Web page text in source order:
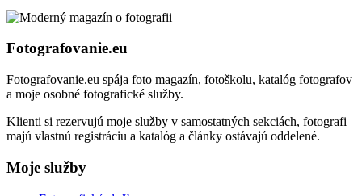
Fotografovanie.eu
Fotografovanie.eu spája foto magazín, fotoškolu, katalóg fotografov
a moje osobné fotografické služby.
Klienti si rezervujú moje služby v samostatných sekciách, fotografi
majú vlastnú registráciu a katalóg a články ostávajú oddelené.
Moje služby